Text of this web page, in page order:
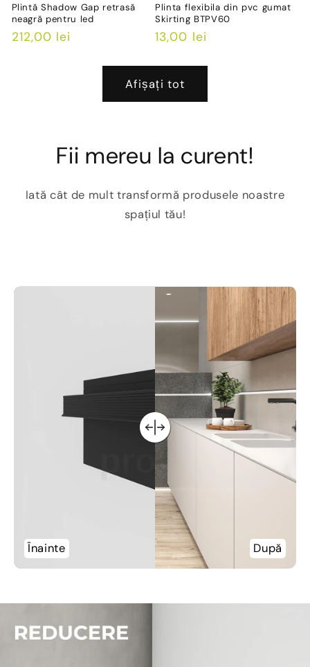
Plintă Shadow Gap retrasă
neagră pentru led
Preț
212,00 lei
Plinta flexibila din pvc gumat
Skirting BTPV60
Preț
13,00 lei
Afișați tot
Fii mereu la curent!
Iată cât de mult transformă produsele noastre
spațiul tău!
Înainte După